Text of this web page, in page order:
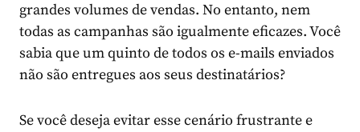
grandes volumes de vendas. No entanto, nem
todas as campanhas são igualmente eficazes. Você
sabia que um quinto de todos os e-mails enviados
não são entregues aos seus destinatários?
Se você deseja evitar esse cenário frustrante e